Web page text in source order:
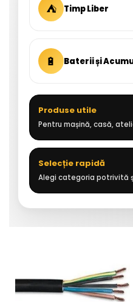
⛺ Timp Liber
🔋 Baterii și
Produse utile
Pentru mașină, casă,
Selecție rapidă
Alegi categoria potrivită